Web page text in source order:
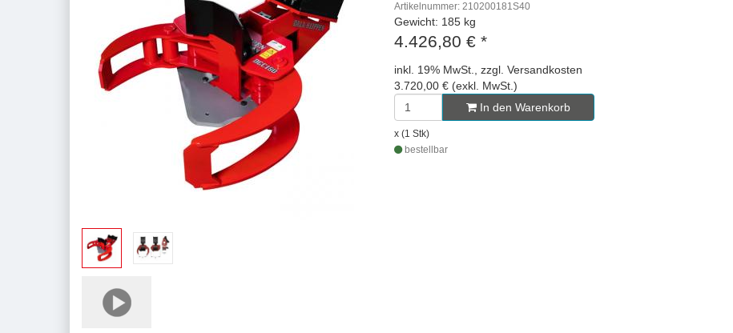
Artikelnummer: 210200181S40
Gewicht: 185 kg
4.426,80 € *
inkl. 19% MwSt., zzgl. Versandkosten
3.720,00 € (exkl. MwSt.)
In den Warenkorb
x (1 Stk)
bestellbar